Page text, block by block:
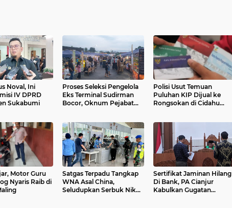
Noval, Ini
IV DPRD
Sukabumi
Proses Seleksi Pengelola
Eks Terminal Sudirman
Bocor, Oknum Pejabat
Polisi Usut Temuan
Puluhan KIP Dijual ke
Rongsokan di Cidahu
Motor Guru
Nyaris Raib di
Satgas Terpadu Tangkap
WNA Asal China,
Seludupkan Serbuk Nikel
Sertifikat Jaminan Hilang
Di Bank, PA Cianjur
Kabulkan Gugatan